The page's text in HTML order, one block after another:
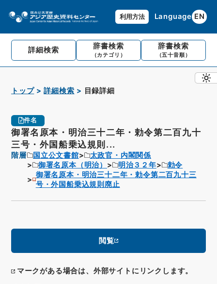
利用方法 Language EN
詳細検索 辞書検索
（カテゴリ）
辞書検索
（五十音順）
トップ 詳細検索 目録詳細
件名
御署名原本・明治三十二年・勅令第二百九十
三号・外国船乗込規則...
階層 国立公文書館
太政官・内閣関係
御署名原本（明治）
明治３２年
勅令
御署名原本・明治三十二年・勅令第二百九十三
号・外国船乗込規則廃止
閲覧
マークがある場合は、外部サイトにリンクします。